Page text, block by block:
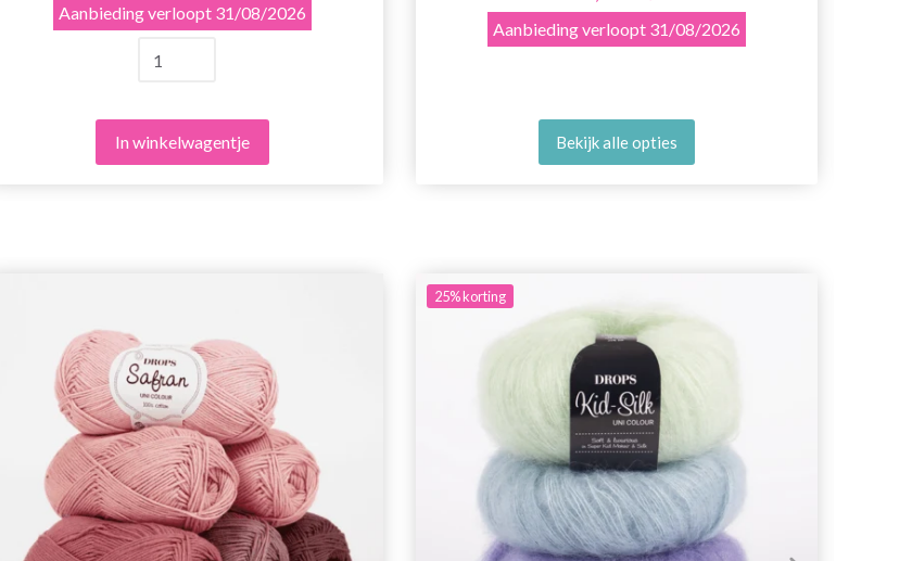
Aanbieding verloopt 31/08/2026
In winkelwagentje
Aanbieding verloopt 31/08/2026
Bekijk alle opties
25%korting